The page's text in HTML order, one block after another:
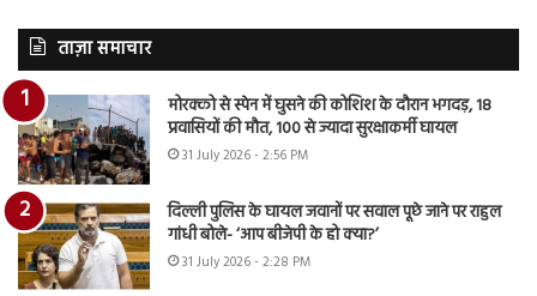
ताज़ा समाचार
मोरक्को से स्पेन में घुसने की कोशिश के दौरान भगदड़, 18
प्रवासियों की मौत, 100 से ज्यादा सुरक्षाकर्मी घायल
31 July 2026 - 2:56 PM
दिल्ली पुलिस के घायल जवानों पर सवाल पूछे जाने पर राहुल
गांधी बोले- ‘आप बीजेपी के हो क्या?’
31 July 2026 - 2:28 PM